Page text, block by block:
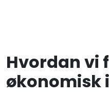
Hvordan vi
økonomisk